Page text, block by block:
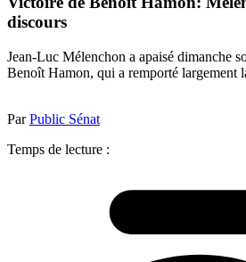
discours
Jean-Luc Mélenchon a apaisé dimanche
Benoît Hamon, qui a remporté largement
ParPublic Sénat
Temps de lecture :